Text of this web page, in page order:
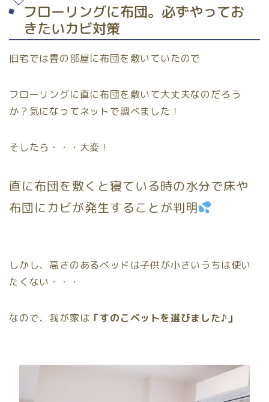
フローリングに布団。必ずやってお
きたいカビ対策
旧宅では畳の部屋に布団を敷いていたので
フローリングに直に布団を敷いて大丈夫なのだろう
か？気になってネットで調べました！
そしたら・・・大変！
直に布団を敷くと寝ている時の水分で床や
布団にカビが発生することが判明
しかし、高さのあるベッドは子供が小さいうちは使い
たくない・・・
なので、我が家は 「すのこベットを選びました♪」